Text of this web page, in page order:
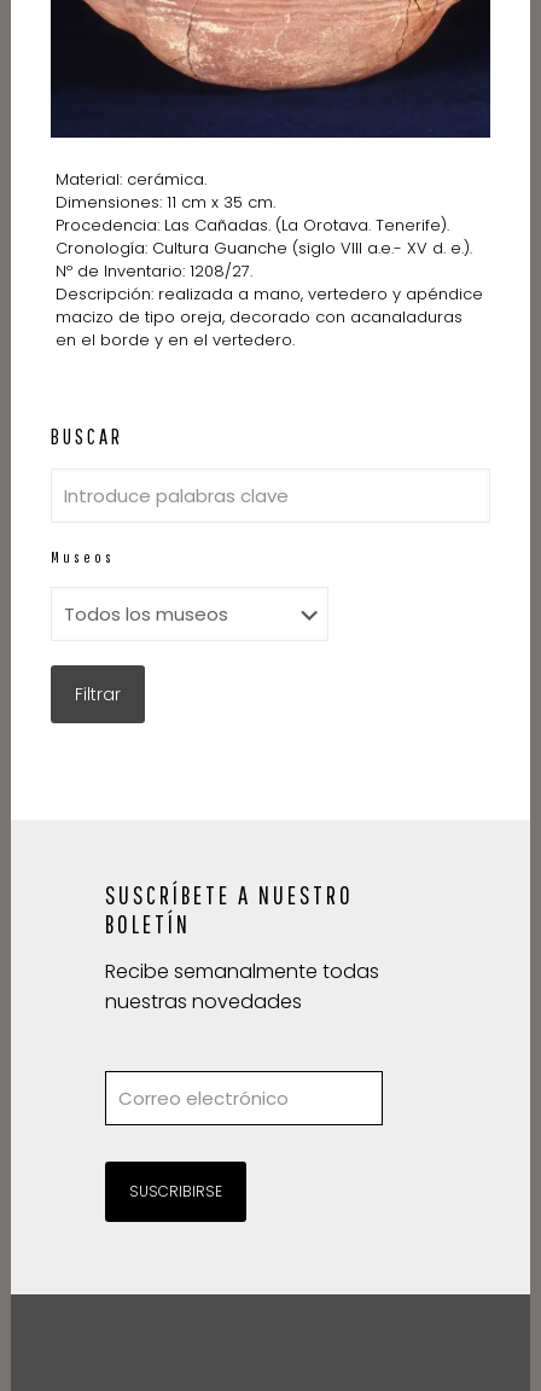
Material: cerámica.
Dimensiones: 11 cm x 35 cm.
Procedencia: Las Cañadas. (La Orotava. Tenerife).
Cronología: Cultura Guanche (siglo VIII a.e.- XV d. e.).
Nº de Inventario: 1208/27.
Descripción: realizada a mano, vertedero y apéndice
macizo de tipo oreja, decorado con acanaladuras
en el borde y en el vertedero.
BUSCAR
Museos
SUSCRÍBETE A NUESTRO
BOLETÍN
Recibe semanalmente todas
nuestras novedades
SUSCRIBIRSE